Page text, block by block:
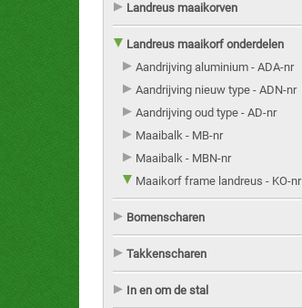
Landreus maaikorven
Landreus maaikorf onderdelen
Aandrijving aluminium - ADA-nr
Aandrijving nieuw type - ADN-nr
Aandrijving oud type - AD-nr
Maaibalk - MB-nr
Maaibalk - MBN-nr
Maaikorf frame landreus - KO-nr
Bomenscharen
Takkenscharen
In en om de stal